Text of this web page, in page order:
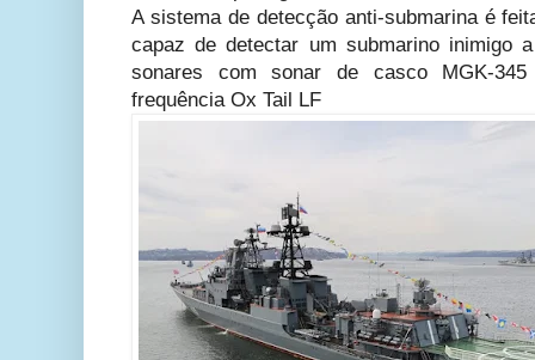
A sistema de detecção anti-submarina é
capaz de detectar um submarino inimigo
sonares com sonar de casco MGK-
frequência Ox Tail LF